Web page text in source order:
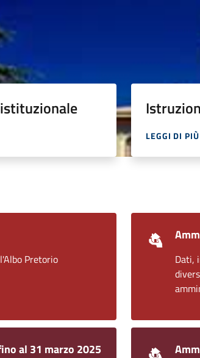
LEGGI DI PIÙ
Pretorio
Dati,
al 31 marzo 2025